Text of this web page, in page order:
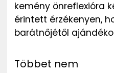
kemény önreflexióra
érintett érzékenyen,
barátnőjétől
Többet nem